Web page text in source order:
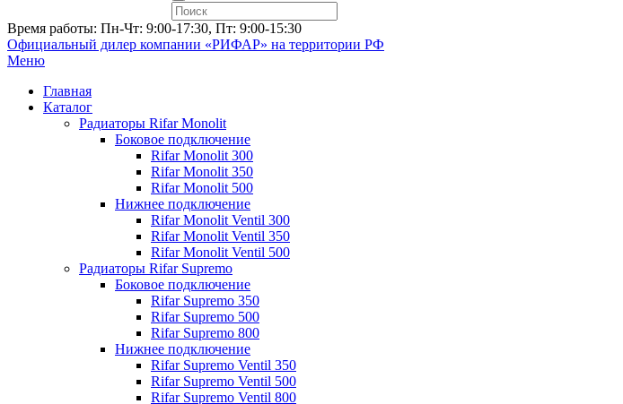
Время работы: Пн-Чт: 9:00-17:30, Пт: 9:00-15:30
Официальный дилер компании «РИФАР» на территории РФ
Меню
Главная
Каталог
Радиаторы Rifar Monolit
Боковое подключение
Rifar Monolit 300
Rifar Monolit 350
Rifar Monolit 500
Нижнее подключение
Rifar Monolit Ventil 300
Rifar Monolit Ventil 350
Rifar Monolit Ventil 500
Радиаторы Rifar Supremo
Боковое подключение
Rifar Supremo 350
Rifar Supremo 500
Rifar Supremo 800
Нижнее подключение
Rifar Supremo Ventil 350
Rifar Supremo Ventil 500
Rifar Supremo Ventil 800